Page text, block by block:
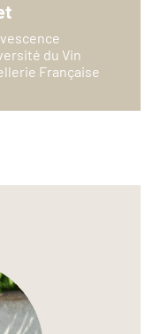
du Vin
Française